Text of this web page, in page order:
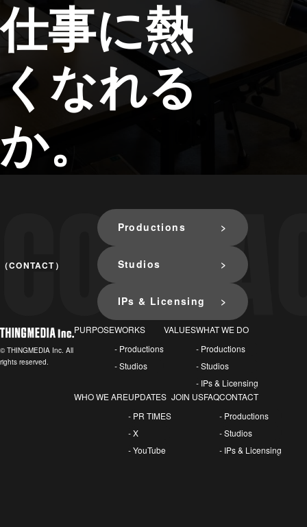
仕事に熱
くなれる
か。
（CONTACT）
Productions
Studios
IPs & Licensing
© THINGMEDIA Inc. All
rights reserved.
PURPOSEWORKS
- Productions
- Studios
VALUESWHAT WE DO
- Productions
- Studios
- IPs & Licensing
WHO WE AREUPDATES
- PR TIMES
- X
- YouTube
JOIN USFAQCONTACT
- Productions
- Studios
- IPs & Licensing